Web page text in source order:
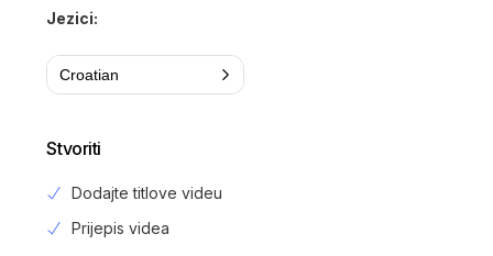
Jezici:
Croatian
Stvoriti
Dodajte titlove videu
Prijepis videa